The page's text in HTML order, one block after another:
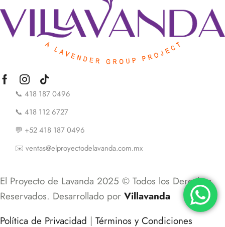
📞 418 187 0496
📞 418 112 6727
💬 +52 418 187 0496
✉️ ventas@elproyectodelavanda.com.mx
El Proyecto de Lavanda 2025 © Todos los Derechos
Reservados. Desarrollado por Villavanda
Política de Privacidad | Términos y Condiciones